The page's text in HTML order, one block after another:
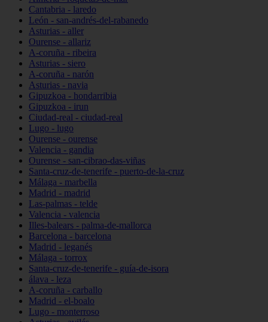
Cantabria - laredo
León - san-andrés-del-rabanedo
Asturias - aller
Ourense - allariz
A-coruña - ribeira
Asturias - siero
A-coruña - narón
Asturias - navia
Gipuzkoa - hondarribia
Gipuzkoa - irun
Ciudad-real - ciudad-real
Lugo - lugo
Ourense - ourense
Valencia - gandia
Ourense - san-cibrao-das-viñas
Santa-cruz-de-tenerife - puerto-de-la-cruz
Málaga - marbella
Madrid - madrid
Las-palmas - telde
Valencia - valencia
Illes-balears - palma-de-mallorca
Barcelona - barcelona
Madrid - leganés
Málaga - torrox
Santa-cruz-de-tenerife - guía-de-isora
álava - leza
A-coruña - carballo
Madrid - el-boalo
Lugo - monterroso